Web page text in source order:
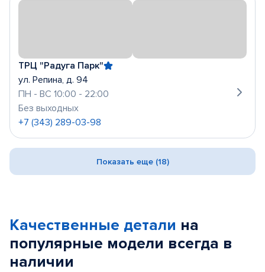
ТРЦ "Радуга Парк"
ул. Репина, д. 94
ПН - ВС 10:00 - 22:00
Без выходных
+7 (343) 289-03-98
Показать еще (18)
Качественные детали на
популярные модели всегда в
наличии